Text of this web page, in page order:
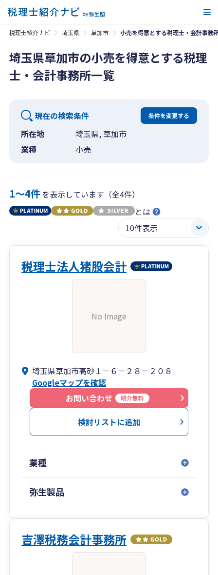
税理士紹介ナビ 埼玉県 草加市 小売を得意とする税理士・会計事務
埼玉県草加市の小売を得意とする税理
士・会計事務所一覧
現在の検索条件 条件を変更する
所在地
埼玉県, 草加市
業種
小売
1〜4件を表示しています（全4件）
とは
税理士法人猪股会計
No Image
埼玉県草加市高砂１－６－２８－２０８
Googleマップを確認
お問い合わせ
紹介無料
検討リストに追加
業種
弥生製品
吉澤税務会計事務所